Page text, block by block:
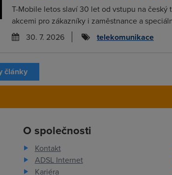
T-Mobile letos slaví 30 let od vstupu na český
akcemi pro zákazníky i zaměstnance a
30. 7. 2026
telekomunikace
články
O společnosti
Kontakt
ADSL Internet
Kariéra